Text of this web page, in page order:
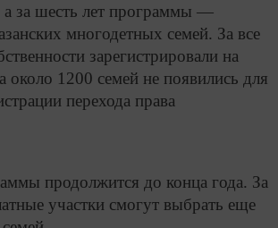
а за шесть лет программы —
многодетных семей. За все
зарегистрировали на
около 1200 семей не появились для
перехода права
продолжится до конца года. За
участки смогут выбрать еще